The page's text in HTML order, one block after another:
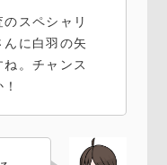
スペシャリ
に白羽の矢
。チャンス